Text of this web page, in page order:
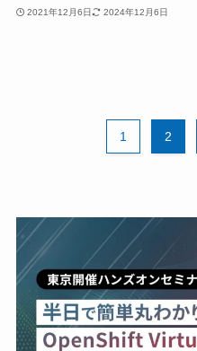
2021年12月6日 2024年12月6日
1 2